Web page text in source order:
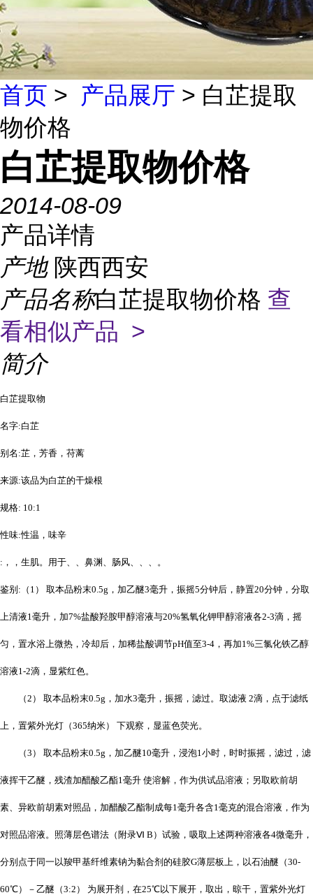
首页 > 产品展厅 > 白芷提取
物价格
白芷提取物价格
2014-08-09
产品详情
产地 陕西西安
产品名称白芷提取物价格 查
看相似产品 >
简介
白芷提取物
名字:白芷
别名:芷，芳香，苻蓠
来源:该品为白芷的干燥根
规格: 10:1
性味:性温，味辛
:，，生肌。用于、、 鼻渊 、肠风、、 、。
鉴别:（1） 取本品粉末0.5g，加乙醚3毫升，振摇5分钟后，静置20分钟，分取
上清液1毫升，加7%盐酸羟胺甲醇溶液与20%氢氧化钾甲醇溶液各2-3滴，摇
匀，置水浴上微热，冷却后，加稀盐酸调节pH值至3-4，再加1%三氯化铁乙醇
溶液1-2滴，显紫红色。
（2） 取本品粉末0.5g，加水3毫升，振摇，滤过。取滤液 2滴，点于滤纸
上，置紫外光灯（365纳米） 下观察，显蓝色荧光。
（3） 取本品粉末0.5g，加乙醚10毫升，浸泡1小时，时时振摇，滤过，滤
液挥干乙醚，残渣加醋酸乙酯1毫升 使溶解，作为供试品溶液；另取欧前胡
素、异欧前胡素对照品，加醋酸乙酯制成每1毫升各含1毫克的混合溶液，作为
对照品溶液。照薄层色谱法（附录Ⅵ B）试验，吸取上述两种溶液各4微毫升，
分别点于同一以羧甲基纤维素钠为黏合剂的硅胶G薄层板上，以石油醚（30-
60℃）－乙醚（3:2） 为展开剂，在25℃以下展开，取出，晾干，置紫外光灯